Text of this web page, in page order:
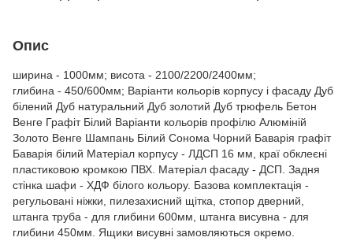
Опис
ширина - 1000мм; висота - 2100/2200/2400мм;
глибина - 450/600мм; Варіанти кольорів корпусу і фасаду Дуб
білений Дуб натуральний Дуб золотий Дуб трюфель Бетон
Венге Графіт Білий Варіанти кольорів профілю Алюміній
Золото Венге Шампань Білий Сонома Чорний Баварія графіт
Баварія білий Матеріал корпусу - ЛДСП 16 мм, краї обклеєні
пластиковою кромкою ПВХ. Матеріал фасаду - ДСП. Задня
стінка шафи - ХДФ білого кольору. Базова комплектація -
регульовані ніжки, пилезахисний щітка, стопор дверний,
штанга труба - для глибини 600мм, штанга висувна - для
глибини 450мм. Ящики висувні замовляються окремо.